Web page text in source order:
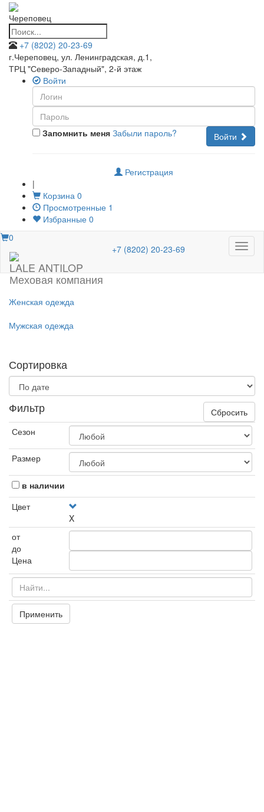
Череповец
+7 (8202) 20-23-69
г.Череповец, ул. Ленинградская, д.1 ,
ТРЦ "Северо-Западный", 2-й этаж
Войти
Запомнить меня Войти
Забыли пароль?
Регистрация
|
Корзина 0
Просмотренные 1
Избранные 0
Меню
0
LALE ANTILOP
Меховая компания
+7 (8202) 20-23-69
Женская одежда
Мужская одежда
Сортировка
Фильтр
Сбросить
Сезон
Размер
в наличии
Цвет
X
от
до
Цена
Применить